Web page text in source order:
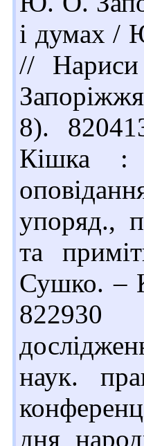
і думах /
// Нариси
8).
Кішка :
упоряд.,
та
Сушко. –
822930
наук.
дня